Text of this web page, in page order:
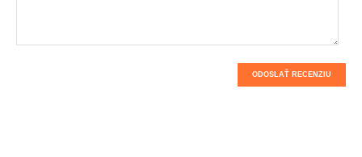
ODOSLAŤ RECENZIU